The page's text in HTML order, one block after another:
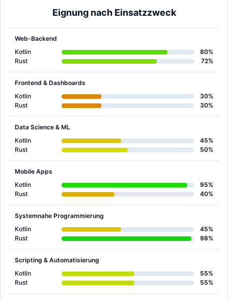
Eignung nach Einsatzzweck
Web-Backend
Kotlin
80%
Rust
72%
Frontend & Dashboards
Kotlin
30%
Rust
30%
Data Science & ML
Kotlin
45%
Rust
50%
Mobile Apps
Kotlin
95%
Rust
40%
Systemnahe Programmierung
Kotlin
45%
Rust
98%
Scripting & Automatisierung
Kotlin
55%
Rust
55%